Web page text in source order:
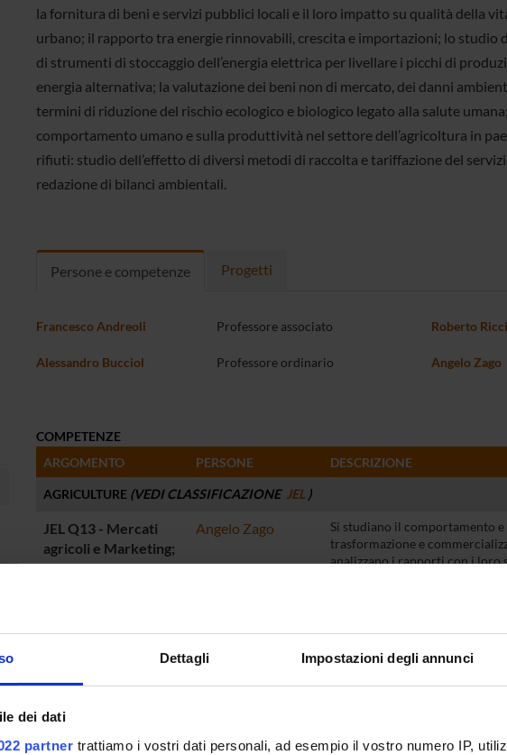
Dettagli Impostazioni degli annunci
dei dati
partner trattiamo i vostri dati personali, ad esempio il vostro numero IP,
la fornitura di beni e servizi pubblici locali e il loro impatto su qualità della
urbano; il rapporto tra energie rinnovabili, crescita e importazioni; lo studio
di strumenti di stoccaggio dell’energia elettrica per livellare i picchi di
energia alternativa; la valutazione dei beni non di mercato, dei danni
termini di riduzione del rischio ecologico e biologico legato alla salute
comportamento umano e sulla produttività nel settore dell’agricoltura in
rifiuti: studio dell’effetto di diversi metodi di raccolta e tariffazione del
redazione di bilanci ambientali.
Persone e competenze Progetti
Francesco Andreoli Professore associato
Alessandro Bucciol Professore ordinario
Roberto
Angelo Zago
COMPETENZE
ARGOMENTO
PERSONE DESCRIZIONE
AGRICULTURE (VEDI CLASSIFICAZIONE JEL )
JEL Q13 - Mercati
agricoli e Marketing;
Cooperative;
Angelo Zago
Si studiano il comportamento
trasformazione e
analizzano i rapporti con i loro
studiandone gli effetti
Inquinamento
Alessandro Bucciol
Valutazione dell'efficacia di